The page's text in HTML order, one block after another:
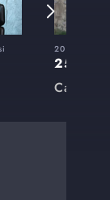
20 Eylül
25. Bölüm
Can Borcu